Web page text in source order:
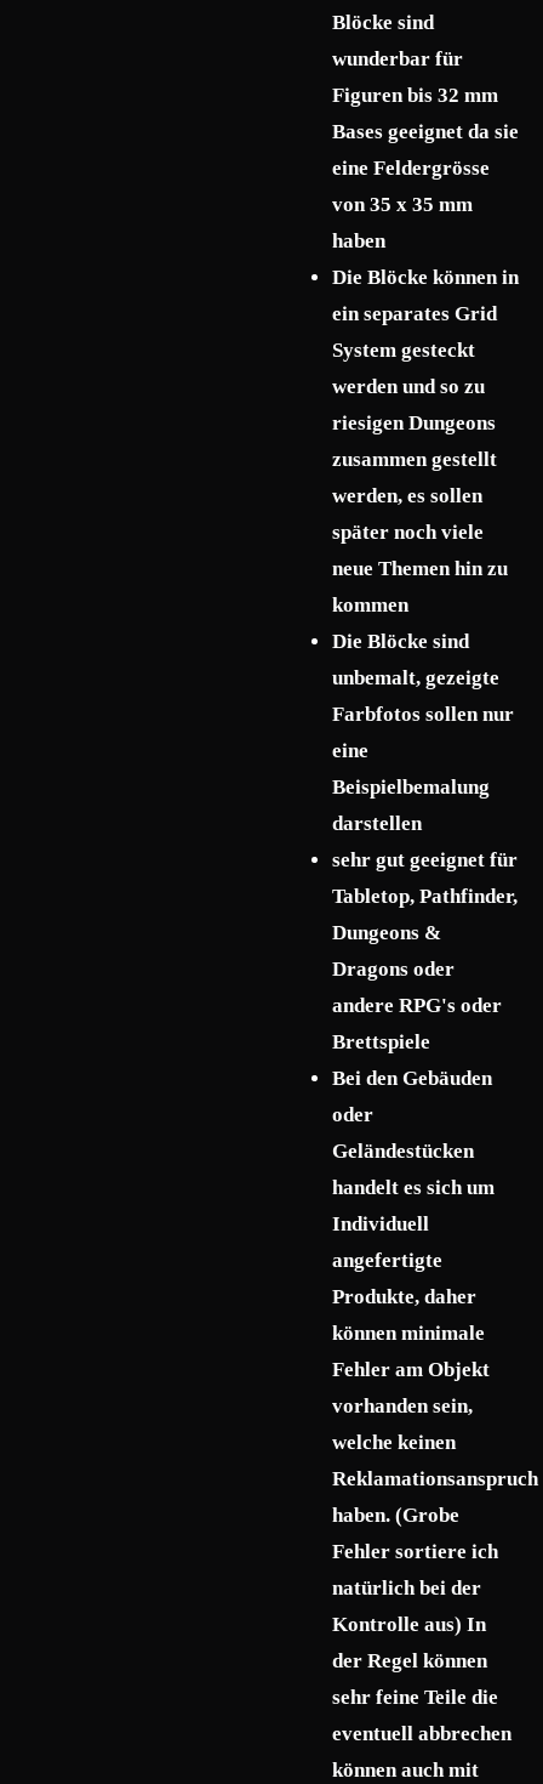
Blöcke sind
wunderbar für
Figuren bis 32 mm
Bases geeignet da sie
eine Feldergrösse
von 35 x 35 mm
haben
Die Blöcke können in
ein separates Grid
System gesteckt
werden und so zu
riesigen Dungeons
zusammen gestellt
werden, es sollen
später noch viele
neue Themen hin zu
kommen
Die Blöcke sind
unbemalt, gezeigte
Farbfotos sollen nur
eine
Beispielbemalung
darstellen
sehr gut geeignet für
Tabletop, Pathfinder,
Dungeons &
Dragons oder
andere RPG's oder
Brettspiele
Bei den Gebäuden
oder
Geländestücken
handelt es sich um
Individuell
angefertigte
Produkte, daher
können minimale
Fehler am Objekt
vorhanden sein,
welche keinen
Reklamationsanspruch
haben. (Grobe
Fehler sortiere ich
natürlich bei der
Kontrolle aus) In
der Regel können
sehr feine Teile die
eventuell abbrechen
können auch mit